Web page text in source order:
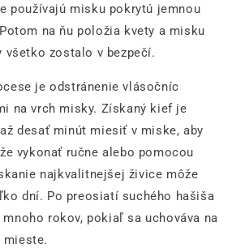
používajú misku pokrytú jemnou
na ňu položia kvety a misku
všetko zostalo v bezpečí.
je odstránenie vlásočníc
na vrch misky. Získaný kief je
desať minút miesiť v miske, aby
vykonať ručne alebo pomocou
najkvalitnejšej živice môže
dní. Po preosiatí suchého hašiša
rokov, pokiaľ sa uchováva na
mieste.